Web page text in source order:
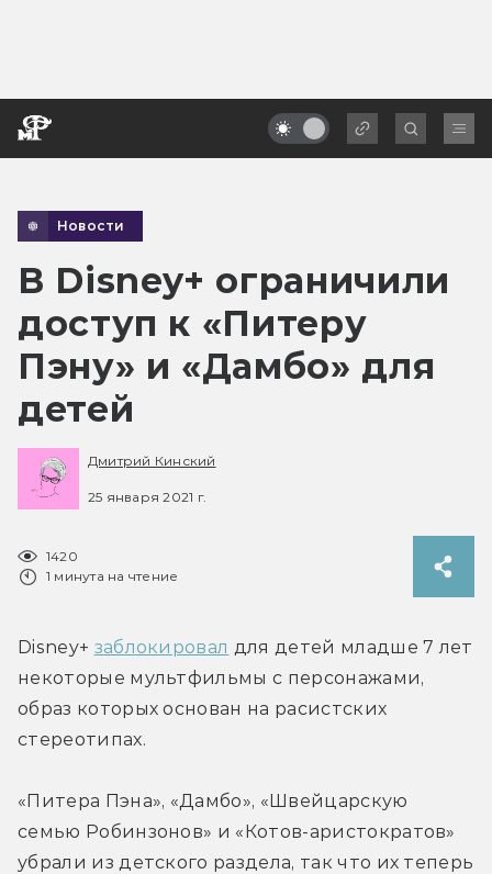
Новости
В Disney+ ограничили
доступ к «Питеру
Пэну» и «Дамбо» для
детей
Дмитрий Кинский
25 января 2021 г.
1420
1 минута на чтение
Disney+ заблокировал для детей младше 7 лет
некоторые мультфильмы с персонажами,
образ которых основан на расистских
стереотипах.
«Питера Пэна», «Дамбо», «Швейцарскую
семью Робинзонов» и «Котов-аристократов»
убрали из детского раздела, так что их теперь